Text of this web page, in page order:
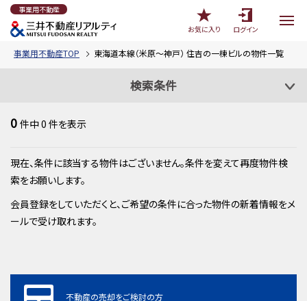
事業用不動産
お気に入り
ログイン
事業用不動産TOP 東海道本線（米原～神戸） 住吉の一棟ビルの物件一覧
検索条件
0 件中0 件を表示
現在、条件に該当する物件はございません。条件を変えて再度物件検
索をお願いします。
会員登録をしていただくと、ご希望の条件に合った物件の新着情報をメ
ールで受け取れます。
不動産の売却をご検討の方